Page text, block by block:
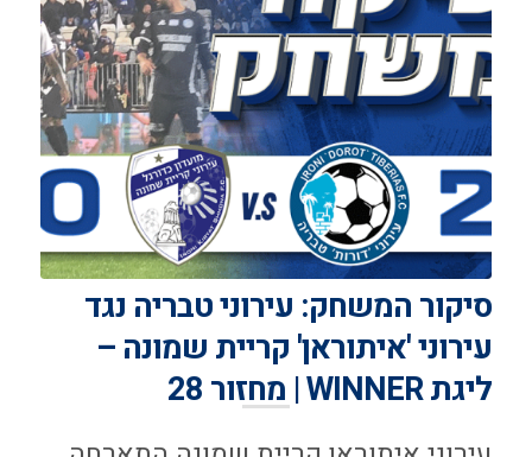
סיקור המשחק: עירוני טבריה נגד
עירוני 'איתוראן' קריית שמונה –
ליגת WINNER | מחזור 28